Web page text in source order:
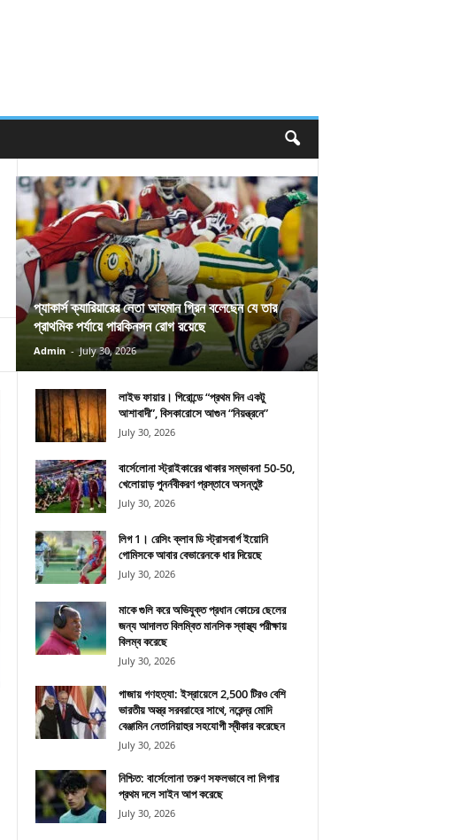
প্যাকার্স ক্যারিয়ারের নেতা আহমান গ্রিন বলেছেন যে তার
প্রাথমিক পর্যায়ে পারকিনসন রোগ রয়েছে
Admin - July 30, 2026
লাইভ ফায়ার। গিরোন্ডে “প্রথম দিন একটু
আশাবাদী”, বিসকারোসে আগুন “নিয়ন্ত্রনে”
July 30, 2026
বার্সেলোনা স্ট্রাইকারের থাকার সম্ভাবনা 50-50,
খেলোয়াড় পুনর্নবীকরণ প্রস্তাবে অসন্তুষ্ট
July 30, 2026
লিগ 1। রেসিং ক্লাব ডি স্ট্রাসবার্গ ইয়োনি
গোমিসকে আবার বেভারেনকে ধার দিয়েছে
July 30, 2026
মাকে গুলি করে অভিযুক্ত প্রধান কোচের ছেলের
জন্য আদালত বিলম্বিত মানসিক স্বাস্থ্য পরীক্ষায়
বিলম্ব করেছে
July 30, 2026
গাজায় গণহত্যা: ইস্রায়েলে 2,500 টিরও বেশি
ভারতীয় অস্ত্র সরবরাহের সাথে, নরেন্দ্র মোদি
বেঞ্জামিন নেতানিয়াহুর সহযোগী স্বীকার করেছেন
July 30, 2026
নিশ্চিত: বার্সেলোনা তরুণ সফলভাবে লা লিগার
প্রথম দলে সাইন আপ করেছে
July 30, 2026